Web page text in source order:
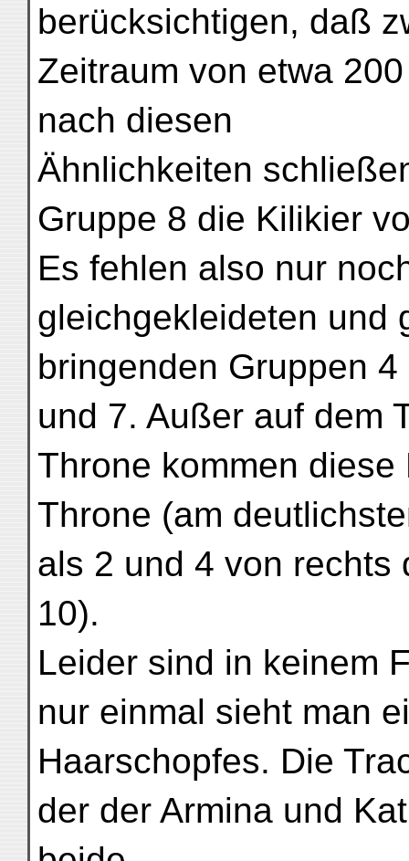
berücksichtigen, daß
Zeitraum von etwa
nach diesen
Ähnlichkeiten
Gruppe 8 die Kilikier
Es fehlen also nur
gleichgekleideten und
bringenden Gruppen 4
und 7. Außer auf dem
Throne kommen
Throne (am
als 2 und 4 von rechts
10).
Leider sind in keinem
nur einmal sieht man
Haarschopfes. Die
der der Armina und